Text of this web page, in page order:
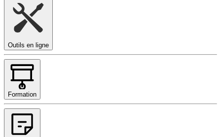
Outils en ligne
Formation